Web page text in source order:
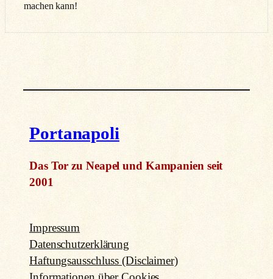
machen kann!
Portanapoli
Das Tor zu Neapel und Kampanien seit
2001
Impressum
Datenschutzerklärung
Haftungsausschluss (Disclaimer)